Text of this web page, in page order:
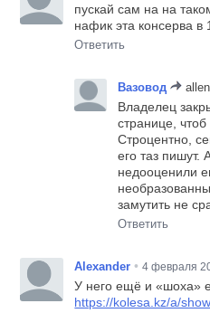
пускай сам на на
нафик эта консерва в
Ответить
Вазовод allen
Владелец
странице,
Строцентно,
его таз пишут.
недооценили
замутить не
Ответить
Alexander • 4 февраля
У него ещё и «шоха»
https://kolesa.kz/a/